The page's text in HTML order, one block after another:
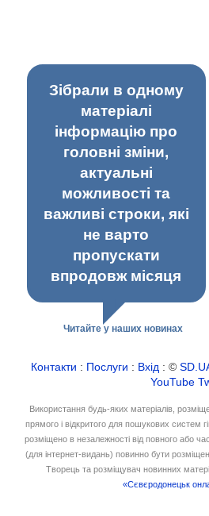
Зібрали в одному
матеріалі
інформацію про
головні зміни,
актуальні
можливості та
важливі строки, які
не варто
пропускати
впродовж місяця
Читайте у наших новинах
Контакти : Послуги : Вхід : ©
YouTube
Використання будь-яких матеріалів,
прямого і відкритого для пошукових
розміщено в незалежності від повного або
(для інтернет-видань) повинно бути
Творець та розміщувач новинних
«Сєвєродонецьк